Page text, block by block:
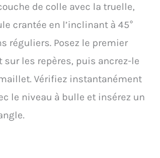
de colle avec la truelle,
crantée en l’inclinant à 45°
réguliers. Posez le premier
sur les repères, puis ancrez-le
Vérifiez instantanément
le niveau à bulle et insérez un